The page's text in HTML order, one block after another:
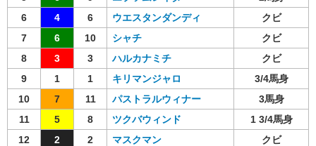
6
4 6 ウエスタンダンディ
クビ
7
6 10 シャチ
クビ
8
3 3 ハルカナミチ
クビ
9
1 1 キリマンジャロ
3/4馬身
10
7 11 パストラルウィナー
3馬身
11
5 8 ツクバウィンド
1 3/4馬身
12
2 2 マスクマン
クビ